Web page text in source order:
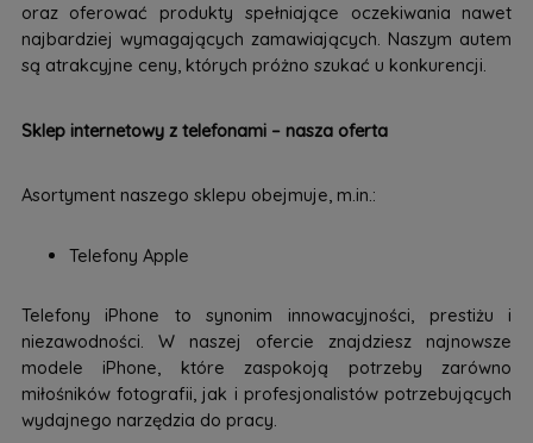
oraz oferować produkty spełniające oczekiwania nawet
najbardziej wymagających zamawiających. Naszym autem
są atrakcyjne ceny, których próżno szukać u konkurencji.
Sklep internetowy z telefonami – nasza oferta
Asortyment naszego sklepu obejmuje, m.in.:
Telefony Apple
Telefony iPhone to synonim innowacyjności, prestiżu i
niezawodności. W naszej ofercie znajdziesz najnowsze
modele iPhone, które zaspokoją potrzeby zarówno
miłośników fotografii, jak i profesjonalistów potrzebujących
wydajnego narzędzia do pracy.